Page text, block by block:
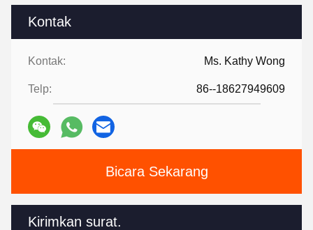
Kontak
Kontak: Ms. Kathy Wong
Telp: 86--18627949609
Bicara Sekarang
Kirimkan surat.